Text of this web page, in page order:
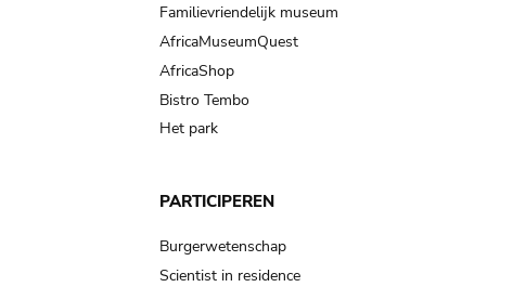
Familievriendelijk museum
AfricaMuseumQuest
AfricaShop
Bistro Tembo
Het park
PARTICIPEREN
Burgerwetenschap
Scientist in residence